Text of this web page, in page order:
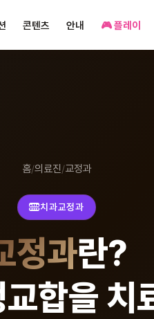
콘텐츠 안내 🎮 플레이
홈/의료진/교정과
치과교정과
정과란?
합을 치